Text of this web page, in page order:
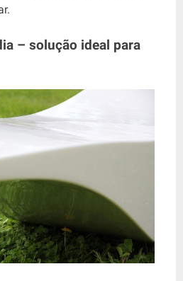
– solução ideal para